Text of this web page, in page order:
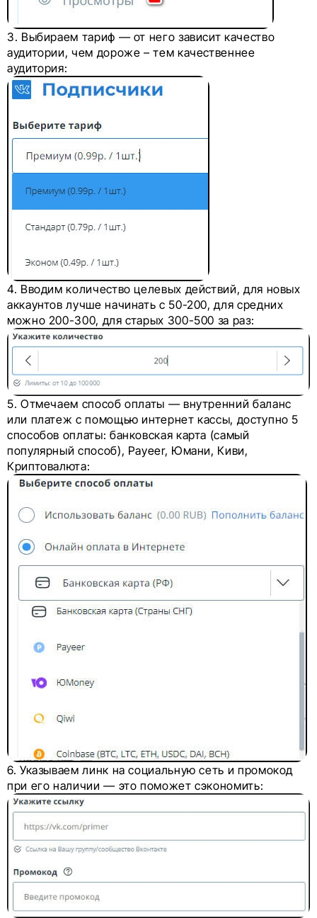
3. Выбираем тариф — от него зависит качество
аудитории, чем дороже – тем качественнее
аудитория:
4. Вводим количество целевых действий, для новых
аккаунтов лучше начинать с 50-200, для средних
можно 200-300, для старых 300-500 за раз:
5. Отмечаем способ оплаты — внутренний баланс
или платеж с помощью интернет кассы, доступно 5
способов оплаты: банковская карта (самый
популярный способ), Payeer, Юмани, Киви,
Криптовалюта:
6. Указываем линк на социальную сеть и промокод
при его наличии — это поможет сэкономить: